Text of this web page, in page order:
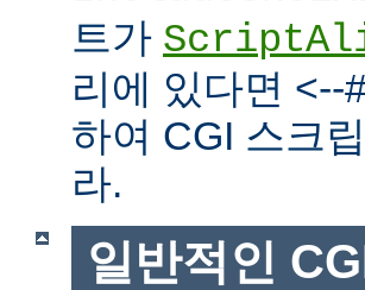
트가
리에 있다면 <--
하여 CGI 스크
라.
일반적인